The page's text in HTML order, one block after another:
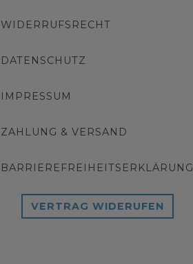
WIDERRUFSRECHT
DATENSCHUTZ
IMPRESSUM
ZAHLUNG & VERSAND
BARRIEREFREIHEITSERKLÄRUNG
VERTRAG WIDERUFEN